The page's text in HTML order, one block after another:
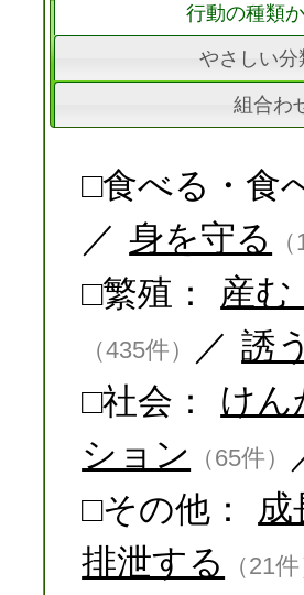
行動の種類
やさしい分
組合わ
□食べる・食
／ 身を守る
□繁殖：
産む
（435件）
／ 誘う
□社会：
けん
ション
（65件）
□その他： 成
排泄する
（21件